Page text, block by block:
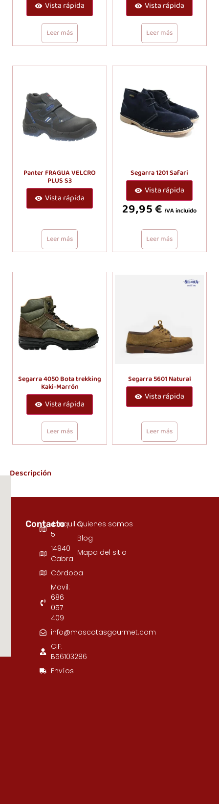
Vista rápida
Leer más
Vista rápida
Leer más
Panter FRAGUA VELCRO
PLUS S3
Vista rápida
Leer más
Segarra 1201 Safari
Vista rápida
29,95€ IVA incluido
Leer más
Segarra 4050 Bota trekking
Kaki-Marrón
Vista rápida
Leer más
Segarra 5601 Natural
Vista rápida
Leer más
Descripción
ContactoJunquillo,
5
14940
Cabra
Córdoba
Movil:
686
057
409
info@mascotasgourmet.com
CIF:
B56103286
Envíos
Quienes somos
Blog
Mapa del sitio